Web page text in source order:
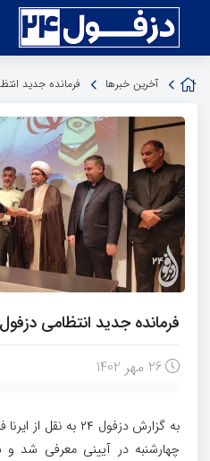
آخرین خبرها فرمانده جدید
فرمانده جدید انتظامی
26 مهر 1402
به گزارش دزفول ۲۴
چهارشنبه در آیینی معرفی شد و